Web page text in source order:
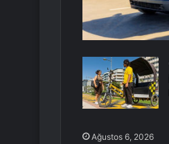
Ağustos 6, 2026